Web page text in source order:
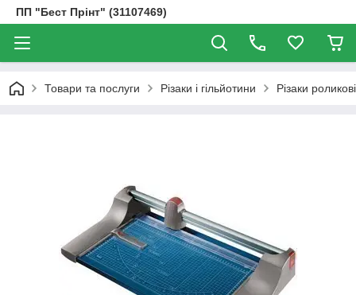
ПП "Бест Прінт" (31107469)
Товари та послуги Різаки і гільйотини Різаки роликові